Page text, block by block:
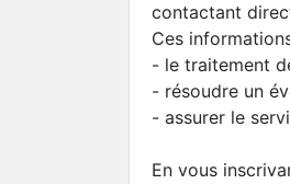
contactant
Ces
- le traitement
- résoudre un
- assurer le
En vous